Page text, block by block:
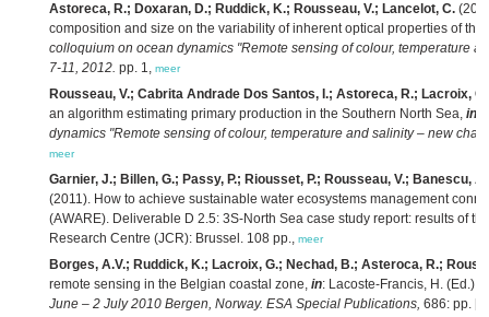
Astoreca, R.; Doxaran, D.; Ruddick, K.; Rousseau, V.; Lancelot, C.
composition and size on the variability of inherent optical properties of
colloquium on ocean dynamics "Remote sensing of colour, temperature
7-11, 2012. pp. 1, meer
Rousseau, V.; Cabrita Andrade Dos Santos, I.; Astoreca, R.; Lacroix,
an algorithm estimating primary production in the Southern North Sea, in
dynamics "Remote sensing of colour, temperature and salinity – new
meer
Garnier, J.; Billen, G.; Passy, P.; Riousset, P.; Rousseau, V.; Banescu,
(2011). How to achieve sustainable water ecosystems management
(AWARE). Deliverable D 2.5: 3S-North Sea case study report: results of
Research Centre (JCR): Brussel. 108 pp., meer
Borges, A.V.; Ruddick, K.; Lacroix, G.; Nechad, B.; Asteroca, R.;
remote sensing in the Belgian coastal zone, in: Lacoste-Francis, H. (Ed.)
June – 2 July 2010 Bergen, Norway. ESA Special Publications, 686: pp.